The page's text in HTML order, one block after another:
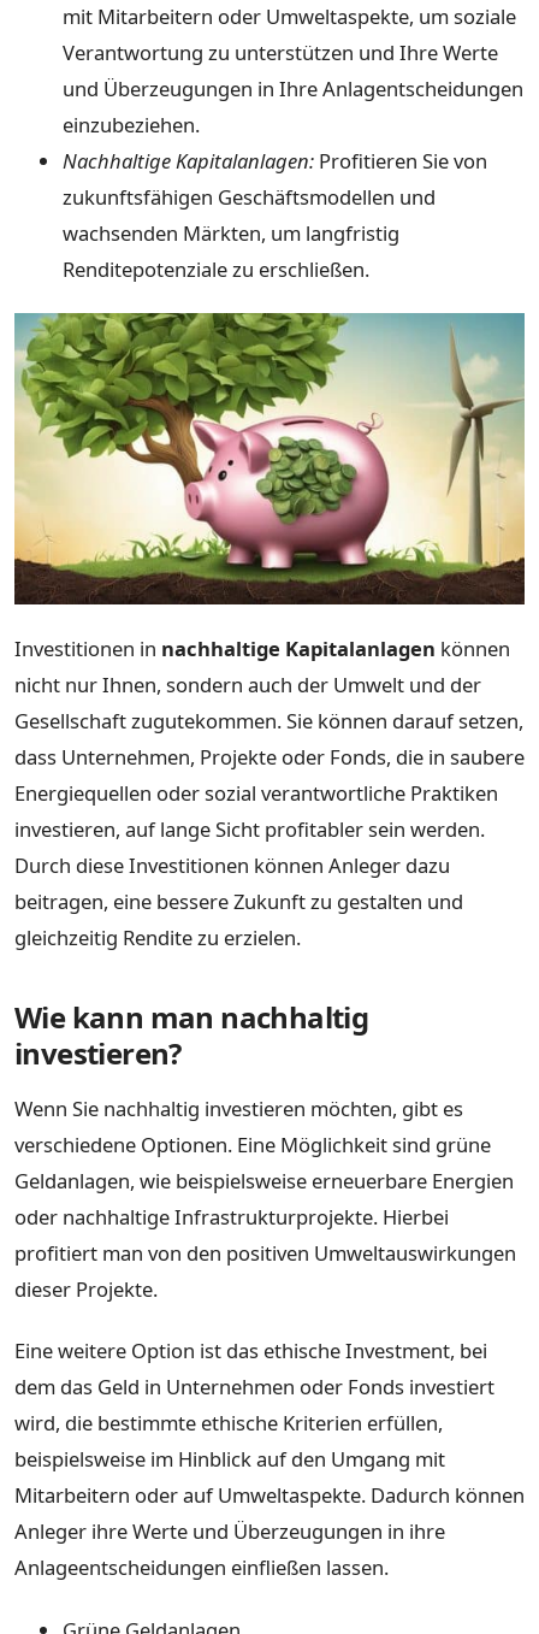
mit Mitarbeitern oder Umweltaspekte, um soziale
Verantwortung zu unterstützen und Ihre Werte
und Überzeugungen in Ihre Anlagentscheidungen
einzubeziehen.
Nachhaltige Kapitalanlagen: Profitieren Sie von
zukunftsfähigen Geschäftsmodellen und
wachsenden Märkten, um langfristig
Renditepotenziale zu erschließen.
Investitionen in nachhaltige Kapitalanlagen können
nicht nur Ihnen, sondern auch der Umwelt und der
Gesellschaft zugutekommen. Sie können darauf setzen,
dass Unternehmen, Projekte oder Fonds, die in saubere
Energiequellen oder sozial verantwortliche Praktiken
investieren, auf lange Sicht profitabler sein werden.
Durch diese Investitionen können Anleger dazu
beitragen, eine bessere Zukunft zu gestalten und
gleichzeitig Rendite zu erzielen.
Wie kann man nachhaltig
investieren?
Wenn Sie nachhaltig investieren möchten, gibt es
verschiedene Optionen. Eine Möglichkeit sind grüne
Geldanlagen, wie beispielsweise erneuerbare Energien
oder nachhaltige Infrastrukturprojekte. Hierbei
profitiert man von den positiven Umweltauswirkungen
dieser Projekte.
Eine weitere Option ist das ethische Investment, bei
dem das Geld in Unternehmen oder Fonds investiert
wird, die bestimmte ethische Kriterien erfüllen,
beispielsweise im Hinblick auf den Umgang mit
Mitarbeitern oder auf Umweltaspekte. Dadurch können
Anleger ihre Werte und Überzeugungen in ihre
Anlageentscheidungen einfließen lassen.